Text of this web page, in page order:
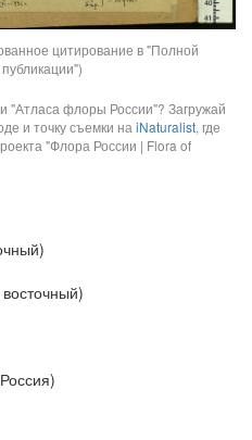
цитирование в "Полной
"Атласа флоры России"? Загружай
и точку съемки наiNaturalist, где
"Флора России | Flora of